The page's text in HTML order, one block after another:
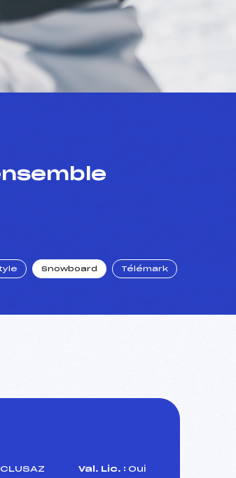
Snowboard Télémark
Val. Lic. : Oui